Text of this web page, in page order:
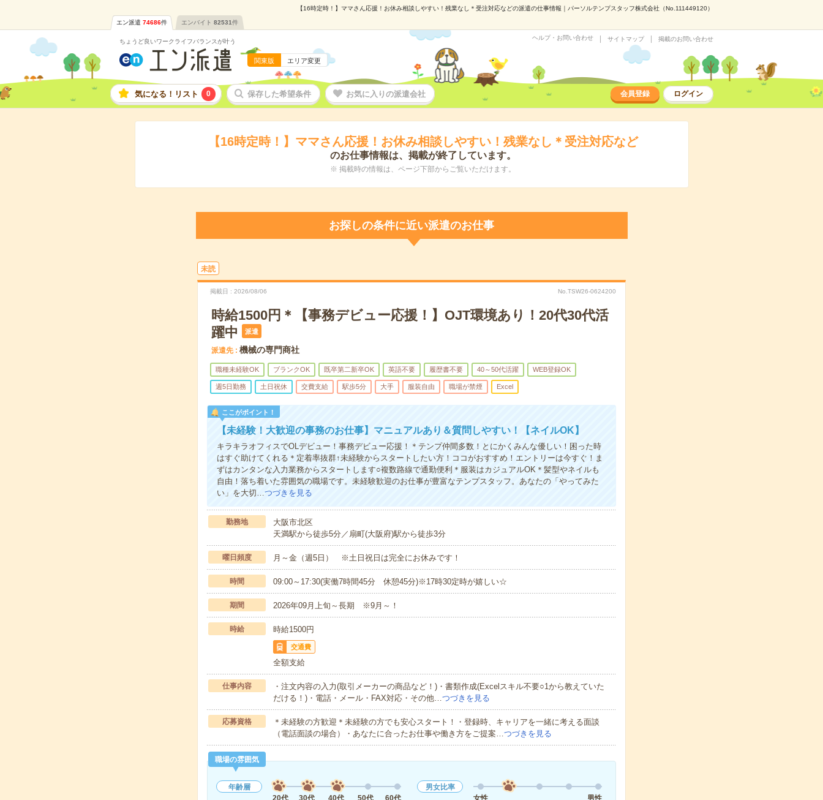
【16時定時！】ママさん応援！お休み相談しやすい！残業なし＊受注対応などの派遣の仕事情報｜パーソルテンプスタッフ株式会社（No.111449120）
エン派遣 74686件 エンバイト 82531件
ちょうど良いワークライフバランスが叶う
関東版 エリア変更
ヘルプ・お問い合わせ サイトマップ 掲載のお問い合わせ
気になる！リスト 0 保存した希望条件 お気に入りの派遣会社 会員登録 ログイン
【16時定時！】ママさん応援！お休み相談しやすい！残業なし＊受注対応など
のお仕事情報は、掲載が終了しています。
※ 掲載時の情報は、ページ下部からご覧いただけます。
お探しの条件に近い派遣のお仕事
未読
掲載日 2026/08/06 No.TSW26-0624200
時給1500円＊【事務デビュー応援！】OJT環境あり！20代30代活
躍中
派遣
派遣先 機械の専門商社
職種未経験OK ブランクOK 既卒第二新卒OK 英語不要 履歴書不要 40～50代活躍 WEB登録OK
週5日勤務 土日祝休 交費支給 駅歩5分 大手 服装自由 職場が禁煙 Excel
ここがポイント！
【未経験！大歓迎の事務のお仕事】マニュアルあり＆質問しやすい！【ネイルOK】
キラキラオフィスでOLデビュー！事務デビュー応援！＊テンプ仲間多数！とにかくみんな優しい！困った時
はすぐ助けてくれる＊定着率抜群↑未経験からスタートしたい方！ココがおすすめ！エントリーは今すぐ！ま
ずはカンタンな入力業務からスタートします○複数路線で通勤便利＊服装はカジュアルOK＊髪型やネイルも
自由！落ち着いた雰囲気の職場です。未経験歓迎のお仕事が豊富なテンプスタッフ。あなたの「やってみた
い」を大切…つづきを見る
勤務地
大阪市北区
天満駅から徒歩5分／扇町(大阪府)駅から徒歩3分
曜日頻度 月～金（週5日） ※土日祝日は完全にお休みです！
時間 09:00～17:30(実働7時間45分 休憩45分)※17時30定時が嬉しい☆
期間 2026年09月上旬～長期 ※9月～！
時給 時給1500円
交通費
全額支給
仕事内容
・注文内容の入力(取引メーカーの商品など！)・書類作成(Excelスキル不要○1から教えていた
だける！)・電話・メール・FAX対応・その他…つづきを見る
応募資格
＊未経験の方歓迎＊未経験の方でも安心スタート！・登録時、キャリアを一緒に考える面談
（電話面談の場合）・あなたに合ったお仕事や働き方をご提案…つづきを見る
職場の雰囲気
年齢層
20代
30代 40代 50代 60代
男女比率
女性
男性